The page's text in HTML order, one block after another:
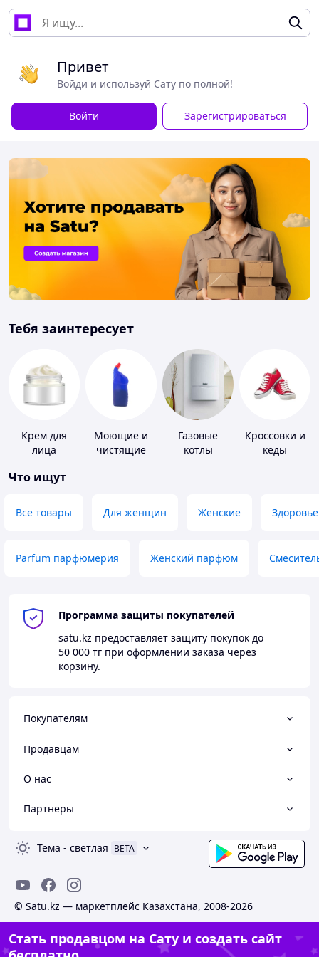
Привет
Войди и используй Сату по полной!
Войти Зарегистрироваться
Тебя заинтересует
Крем для
лица
Моющие и
чистящие
Газовые
котлы
Кроссовки и
кеды
Что ищут
Все товары Для женщин Женские Здоровье
Parfum парфюмерия Женский парфюм
Программа защиты покупателей
satu.kz предоставляет защиту покупок до
50 000 тг при оформлении заказа через
корзину.
Покупателям
Продавцам
О нас
Партнеры
Тема - светлая BETA
© Satu.kz — маркетплейс Казахстана, 2008-2026
Стать продавцом на Сату и создать сайт